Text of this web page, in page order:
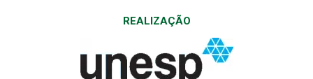
REALIZAÇÃO